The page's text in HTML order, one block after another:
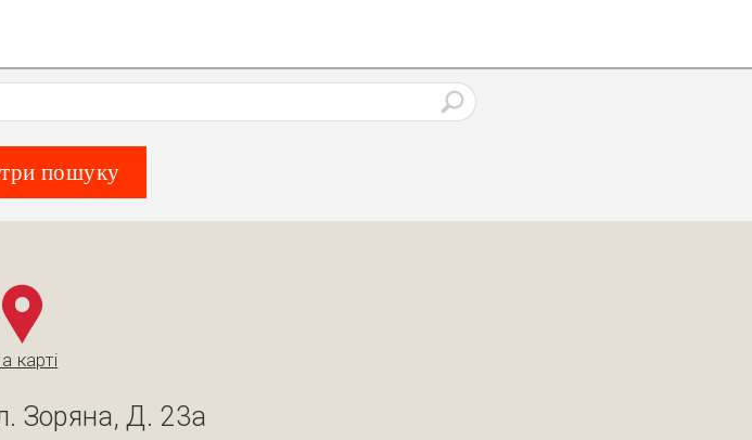
пошуку
карті
Зоряна, Д. 23а